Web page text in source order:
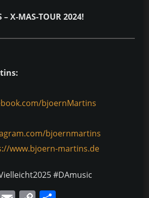
– X-MAS-TOUR 2024!
bjoernMartins
bjoernmartins
www.bjoern-martins.de
#DAmusic